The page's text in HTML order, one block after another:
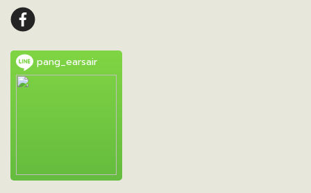
pang_earsair